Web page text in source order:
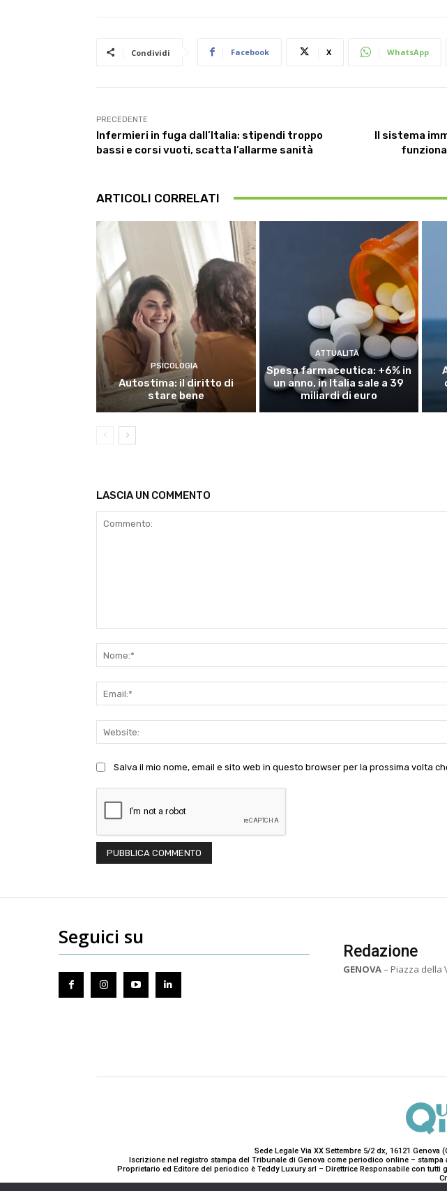
Condividi Facebook X WhatsApp
PRECEDENTE
Infermieri in fuga dall’Italia: stipendi troppo
bassi e corsi vuoti, scatta l’allarme sanità
Il sistema
ARTICOLI CORRELATI
PSICOLOGIA
Autostima: il diritto di
stare bene
ATTUALITÀ
Spesa farmaceutica: +6% in
un anno, in Italia sale a 39
miliardi di euro
LASCIA UN COMMENTO
Salva il mio nome, email e sito web in questo browser per la prossima volta
Seguici su
Redazione
GENOVA– Piazza della
Sede Legale Via XX Settembre 5/2 dx, 16121 Genova
Iscrizione nel registro stampa del Tribunale di Genova come periodico online –
Proprietario ed Editore del periodico è Teddy Luxury srl – Direttrice Responsabile con tutti